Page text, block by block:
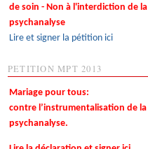
de soin - Non à l'interdiction de la
psychanalyse
Lire et signer la pétition ici
PETITION MPT 2013
Mariage pour tous:
contre l’instrumentalisation de la
psychanalyse.